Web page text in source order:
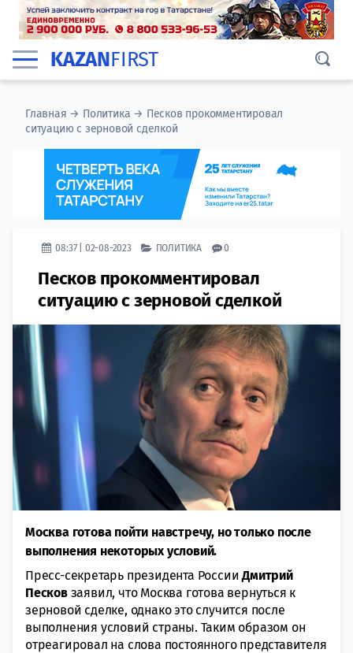
KAZANFIRST
Главная → Политика → Песков прокомментировал
ситуацию с зерновой сделкой
08:37 | 02-08-2023 ПОЛИТИКА 0
Песков прокомментировал
ситуацию с зерновой сделкой
Москва готова пойти навстречу, но только после
выполнения некоторых условий.
Пресс-секретарь президента РоссииДмитрий
Песков заявил, что Москва готова вернуться к
зерновой сделке, однако это случится после
выполнения условий страны. Таким образом он
отреагировал на слова постоянного представителя